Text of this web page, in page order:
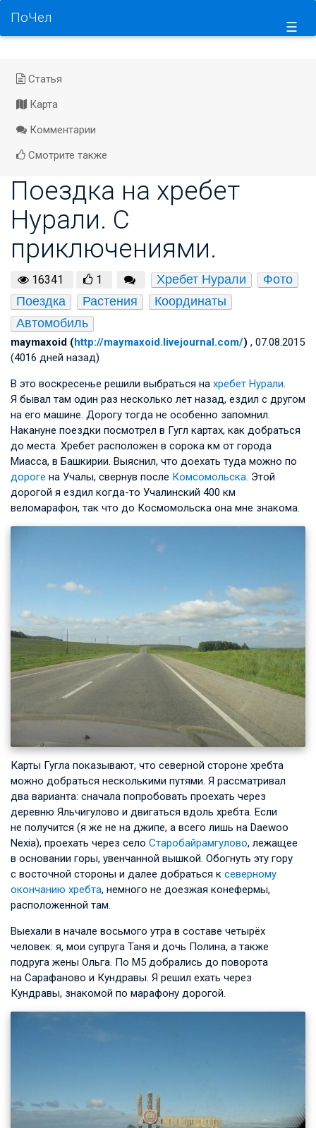
☰
ПоЧел
Статья
Карта
Комментарии
Смотрите также
Поездка на хребет
Нурали. С
приключениями.
16341 1 Хребет Нурали
Фото
Поездка
Растения
Координаты
Автомобиль
maymaxoid (http://maymaxoid.livejournal.com/) , 07.08.2015
(4016 дней назад)
В это воскресенье решили выбраться на хребет Нурали
Я бывал там один раз несколько лет назад, ездил с другом
на его машине. Дорогу тогда не особенно запомнил.
Накануне поездки посмотрел в Гугл картах, как добраться
до места. Хребет расположен в сорока км от города
Миасса, в Башкирии. Выяснил, что доехать туда можно по
дороге на Учалы, свернув после Комсомольска . Этой
дорогой я ездил когда-то Учалинский 400 км
веломарафон, так что до Космомольска она мне знакома.
Карты Гугла показывают, что северной стороне хребта
можно добраться несколькими путями. Я рассматривал
два варианта: сначала попробовать проехать через
деревню Яльчигулово и двигаться вдоль хребта. Если
не получится (я же не на джипе, а всего лишь на Daewoo
Nexia), проехать через село Старобайрамгулово, лежащее
в основании горы, увенчанной вышкой. Обогнуть эту гору
с восточной стороны и далее добраться к северному
окончанию хребта, немного не доезжая конефермы,
расположенной там.
Выехали в начале восьмого утра в составе четырёх
человек: я, мои супруга Таня и дочь Полина, а также
подруга жены Ольга. По М5 добрались до поворота
на Сарафаново и Кундравы. Я решил ехать через
Кундравы, знакомой по марафону дорогой.